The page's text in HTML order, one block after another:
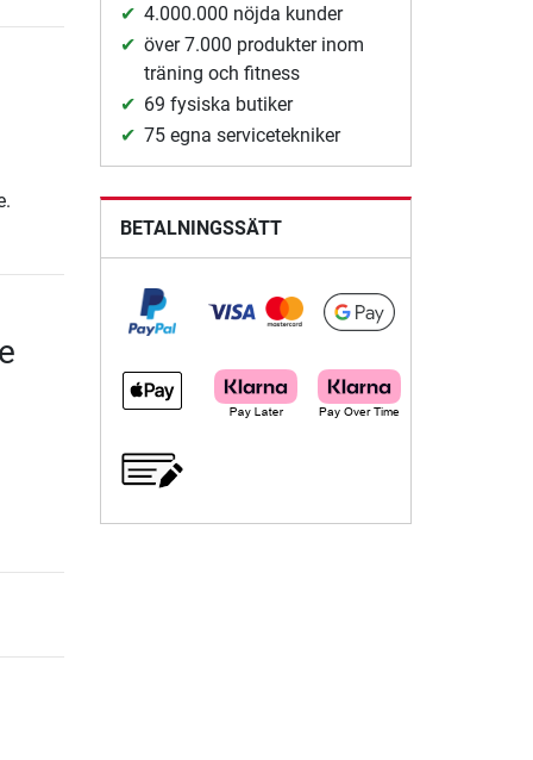
4.000.000 nöjda kunder
över 7.000 produkter inom
träning och fitness
69 fysiska butiker
75 egna servicetekniker
BETALNINGSSÄTT